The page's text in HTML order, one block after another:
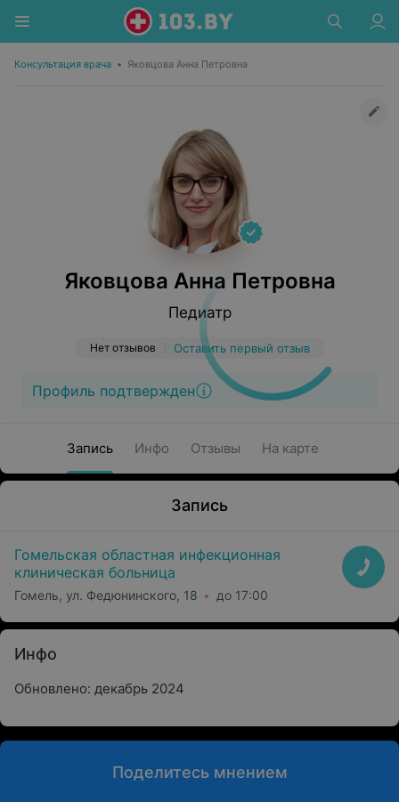
Консультация врача • Яковцова Анна Петровна
Яковцова Анна Петровна
Педиатр
Нет отзывов Оставить первый отзыв
Профиль подтвержден
Запись Инфо Отзывы На карте
Запись
Гомельская областная инфекционная
клиническая больница
Гомель, ул. Федюнинского, 18 до 17:00
Инфо
Обновлено: декабрь 2024
Поделитесь мнением